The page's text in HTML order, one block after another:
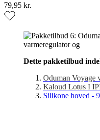
79,95 kr.
Dette pakketilbud
Oduman Voyage
Kaloud Lotus I
Silikone hoved -